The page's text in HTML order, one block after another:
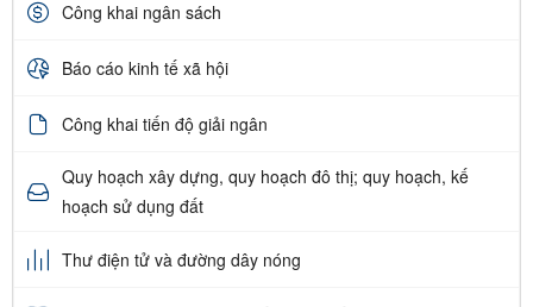
Công khai ngân sách
Báo cáo kinh tế xã hội
Công khai tiến độ giải ngân
Quy hoạch xây dựng, quy hoạch đô thị; quy hoạch, kế
hoạch sử dụng đất
Thư điện tử và đường dây nóng